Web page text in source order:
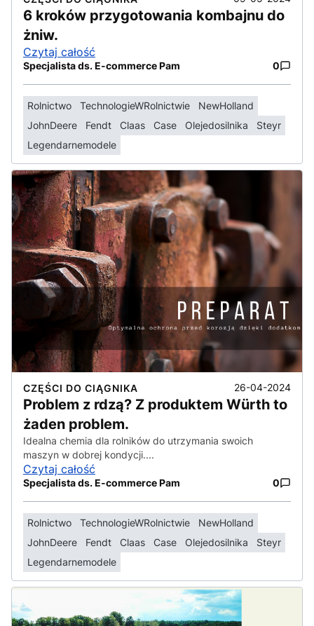
6 kroków przygotowania kombajnu do
żniw.
Czytaj całość
Specjalista ds. E-commerce Pam 0
Rolnictwo TechnologieWRolnictwie
NewHolland
JohnDeere
Fendt Claas Case Olejedosilnika
Steyr
Legendarnemodele
CZĘŚCI DO CIĄGNIKA 26-04-2024
Problem z rdzą? Z produktem Würth to
żaden problem.
Idealna chemia dla rolników do utrzymania swoich
maszyn w dobrej kondycji....
Czytaj całość
Specjalista ds. E-commerce Pam 0
Rolnictwo TechnologieWRolnictwie
NewHolland
JohnDeere
Fendt Claas Case Olejedosilnika
Steyr
Legendarnemodele